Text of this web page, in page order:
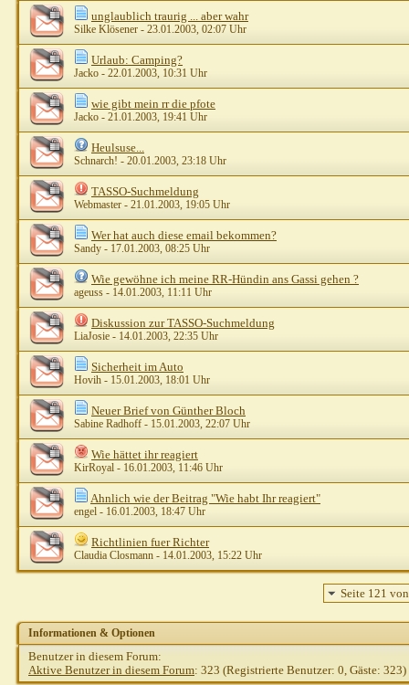
unglaublich traurig ... aber wahr
Silke Klösener - 23.01.2003, 02:07 Uhr
Urlaub: Camping?
Jacko - 22.01.2003, 10:31 Uhr
wie gibt mein rr die pfote
Jacko - 21.01.2003, 19:41 Uhr
Heulsuse...
Schnarch! - 20.01.2003, 23:18 Uhr
TASSO-Suchmeldung
Webmaster - 21.01.2003, 19:05 Uhr
Wer hat auch diese email bekommen?
Sandy - 17.01.2003, 08:25 Uhr
Wie gewöhne ich meine RR-Hündin ans Gassi gehen ?
ageuss - 14.01.2003, 11:11 Uhr
Diskussion zur TASSO-Suchmeldung
LiaJosie - 14.01.2003, 22:35 Uhr
Sicherheit im Auto
Hovih - 15.01.2003, 18:01 Uhr
Neuer Brief von Günther Bloch
Sabine Radhoff - 15.01.2003, 22:07 Uhr
Wie hättet ihr reagiert
KirRoyal - 16.01.2003, 11:46 Uhr
Ahnlich wie der Beitrag "Wie habt Ihr reagiert"
engel - 16.01.2003, 18:47 Uhr
Richtlinien fuer Richter
Claudia Closmann - 14.01.2003, 15:22 Uhr
Seite 121
Informationen & Optionen
Benutzer in diesem Forum:
Aktive Benutzer in diesem Forum: 323 (Registrierte Benutzer: 0, Gäste: 323)